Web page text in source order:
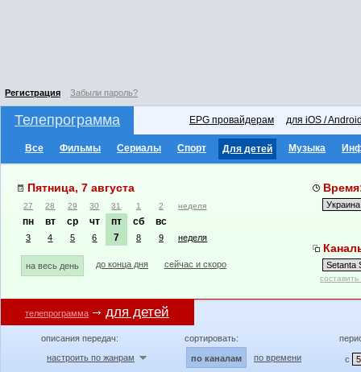
Регистрация Забыли пароль?
Телепрограмма EPG провайдерам для iOS /
Все Фильмы Сериалы Спорт Для детей Музыка
Пятница, 7 августа
27 28 29 30 31 1 2 неделя
пн вт ср чт пт сб вс
3 4 5 6 7 8 9 неделя
на весь день до конца дня сейчас и скоро
телепрограмма для детей
описания передач:
настроить по жанрам
сортировать:
по каналам по времени с